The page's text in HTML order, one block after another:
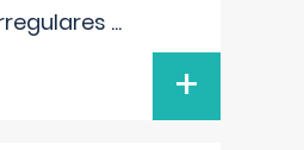
...
+